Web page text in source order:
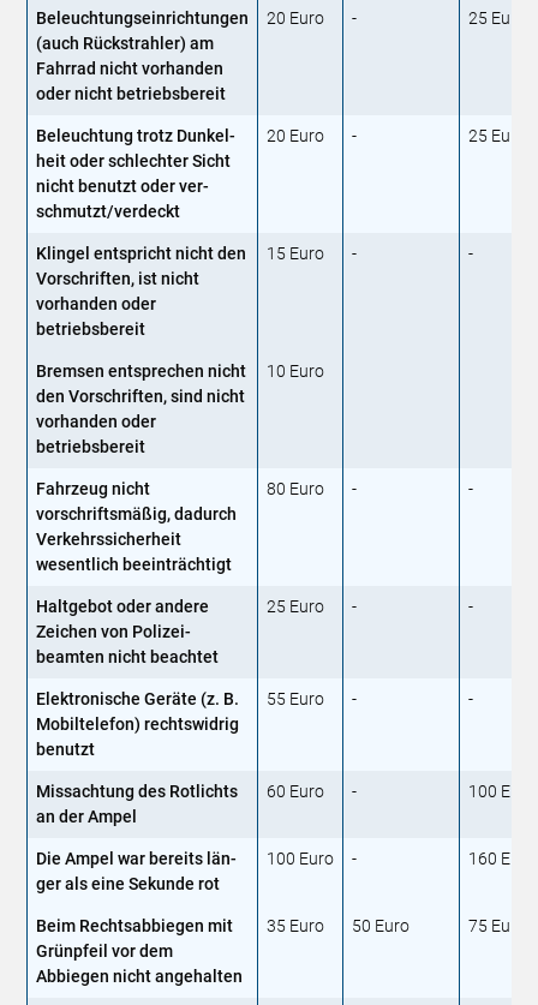
Beleuchtungseinrichtungen
(auch Rückstrahler) am
Fahrrad nicht vorhanden
oder nicht betriebsbereit
20 Euro - 25 Euro
Beleuchtung trotz Dunkel­
heit oder schlechter Sicht
nicht benutzt oder ver­
schmutzt/verdeckt
20 Euro - 25 Euro
Klingel entspricht nicht den
Vorschriften, ist nicht
vorhanden oder
betriebsbereit
15 Euro - -
Bremsen entsprechen nicht
den Vorschriften, sind nicht
vorhanden oder
betriebsbereit
10 Euro
Fahrzeug nicht
vorschriftsmäßig, dadurch
Verkehrssicherheit
wesentlich beeinträchtigt
80 Euro - -
Haltgebot oder andere
Zeichen von Polizei­
beamten nicht beachtet
25 Euro - -
Elektronische Geräte (z. B.
Mobiltelefon) rechtswidrig
benutzt
55 Euro - -
Missachtung des Rotlichts
an der Ampel
60 Euro - 100 Euro
Die Ampel war bereits län­
ger als eine Sekunde rot
100 Euro - 160 Euro
Beim Rechtsabbiegen mit
Grünpfeil vor dem
Abbiegen nicht angehalten
35 Euro 50 Euro 75 Euro